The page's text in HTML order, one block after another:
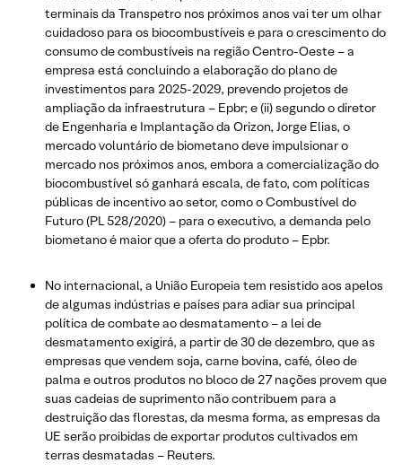
terminais da Transpetro nos próximos anos vai ter um olhar
cuidadoso para os biocombustíveis e para o crescimento do
consumo de combustíveis na região Centro-Oeste – a
empresa está concluindo a elaboração do plano de
investimentos para 2025-2029, prevendo projetos de
ampliação da infraestrutura – Epbr; e (ii) segundo o diretor
de Engenharia e Implantação da Orizon, Jorge Elias, o
mercado voluntário de biometano deve impulsionar o
mercado nos próximos anos, embora a comercialização do
biocombustível só ganhará escala, de fato, com políticas
públicas de incentivo ao setor, como o Combustível do
Futuro (PL 528/2020) – para o executivo, a demanda pelo
biometano é maior que a oferta do produto – Epbr.
No internacional, a União Europeia tem resistido aos apelos
de algumas indústrias e países para adiar sua principal
política de combate ao desmatamento – a lei de
desmatamento exigirá, a partir de 30 de dezembro, que as
empresas que vendem soja, carne bovina, café, óleo de
palma e outros produtos no bloco de 27 nações provem que
suas cadeias de suprimento não contribuem para a
destruição das florestas, da mesma forma, as empresas da
UE serão proibidas de exportar produtos cultivados em
terras desmatadas – Reuters.